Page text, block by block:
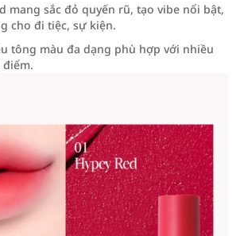
mang sắc đỏ quyến rũ, tạo vibe nổi bật,
cho đi tiệc, sự kiện.
tông màu đa dạng phù hợp với nhiều